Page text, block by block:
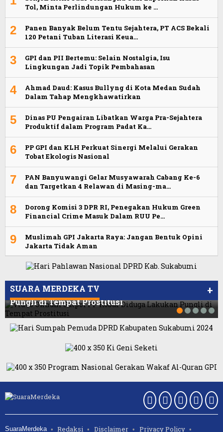
Tol, Minta Perlindungan Hukum ke …
2
Panen Banyak Belum Tentu Sejahtera, PT ACS Bekali
120 Petani Tuban Literasi Keua…
3
GPI dan PII Bertemu: Selain Nostalgia, Isu
Lingkungan Jadi Topik Pembahasan
4
Ahmad Daud: Kasus Bullyng di Kota Medan Sudah
Dalam Tahap Mengkhawatirkan
5
Dinas PU Pengairan Libatkan Warga Pra-Sejahtera
Produktif dalam Program Padat Ka…
6
PP GPI dan KLH Perkuat Sinergi Melalui Gerakan
Tobat Ekologis Nasional
7
PAN Banyuwangi Gelar Musyawarah Cabang Ke-6
dan Targetkan 4 Relawan di Masing-ma…
8
Dorong Komisi 3 DPR RI, Penegakan Hukum Green
Financial Crime Masuk Dalam RUU Pe…
9
Muslimah GPI Jakarta Raya: Jangan Bentuk Opini
Jakarta Tidak Aman
SUARA MERDEKA TV +
Billabong, Sekretaris GPI: Kedua Tokoh…
Jakarta
Video Oknum Satpol PP Kobar Diduga Lakukan
Pungli di Tempat Prostitusi
SuaraMerdeka Redaksi Disclaimer Privacy Policy